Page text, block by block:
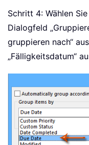
Schritt 4: Wählen
Dialogfeld
gruppieren nach“
„Fälligkeitsdatum“